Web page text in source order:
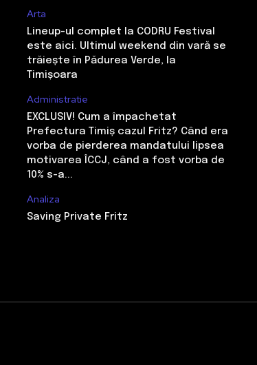
Arta
Lineup-ul complet la CODRU Festival
este aici. Ultimul weekend din vară se
trăiește în Pădurea Verde, la
Timișoara
Administratie
EXCLUSIV! Cum a împachetat
Prefectura Timiș cazul Fritz? Când era
vorba de pierderea mandatului lipsea
motivarea ÎCCJ, când a fost vorba de
10% s-a...
Analiza
Saving Private Fritz